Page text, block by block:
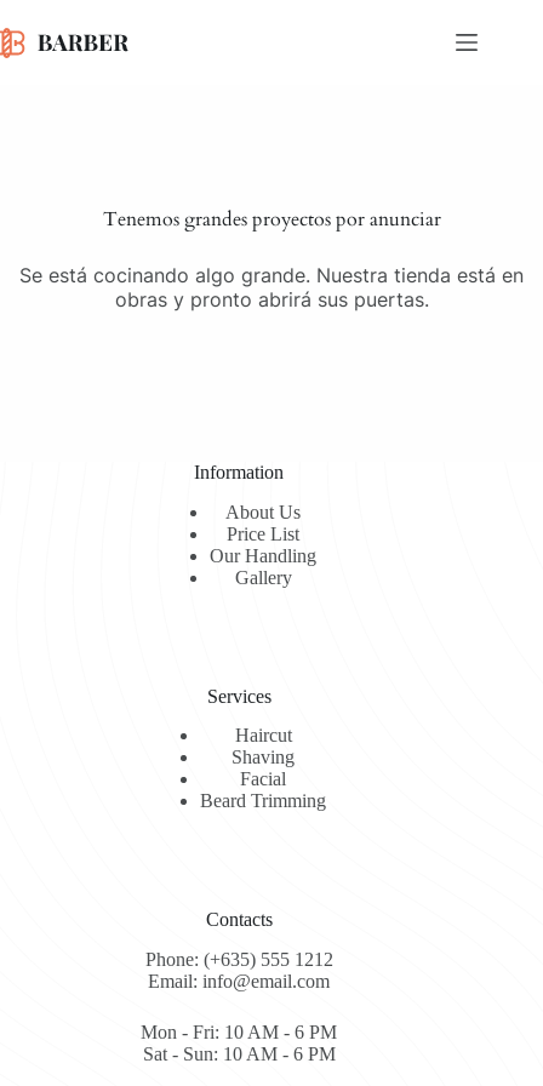
al
contenido
Tenemos grandes proyectos por anunciar
Se está cocinando algo grande. Nuestra tienda está en
obras y pronto abrirá sus puertas.
Information
About Us
Price List
Our Handling
Gallery
Services
Haircut
Shaving
Facial
Beard Trimming
Contacts
Phone: (+635) 555 1212
Email: info@email.com
Mon - Fri: 10 AM - 6 PM
Sat - Sun: 10 AM - 6 PM